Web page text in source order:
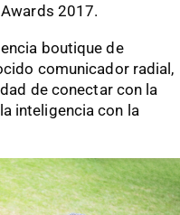
2017.
boutique de
comunicador radial,
de conectar con la
inteligencia con la